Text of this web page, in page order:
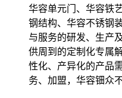
华容单元门、华容铁
钢结构、华容不锈钢
与服务的研发、生产
供周到的定制化专属
性化、产异化的产品
务、加盟，华容钿众